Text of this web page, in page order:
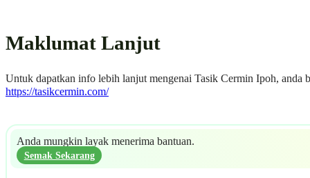
Maklumat Lanjut
Untuk dapatkan info lebih lanjut mengenai Tasik Cermin Ipoh, anda
https://tasikcermin.com/
Anda mungkin layak menerima bantuan.
Semak Sekarang